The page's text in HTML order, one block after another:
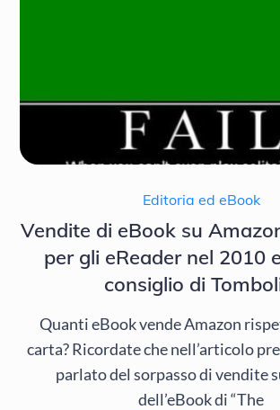
Editoria ed eBook
Vendite di eBook su
per gli eReader nel 2010
consiglio di
Quanti eBook vende Amazon
carta? Ricordate che nell’articolo
parlato del sorpasso di vendite
dell’eBook di “The